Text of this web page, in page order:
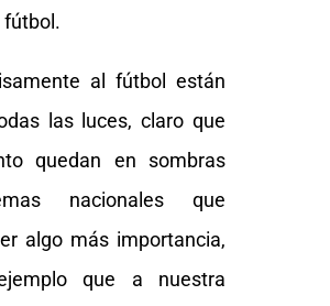
fútbol.
al fútbol están
las luces, claro que
quedan en sombras
nacionales que
algo más importancia,
que a nuestra